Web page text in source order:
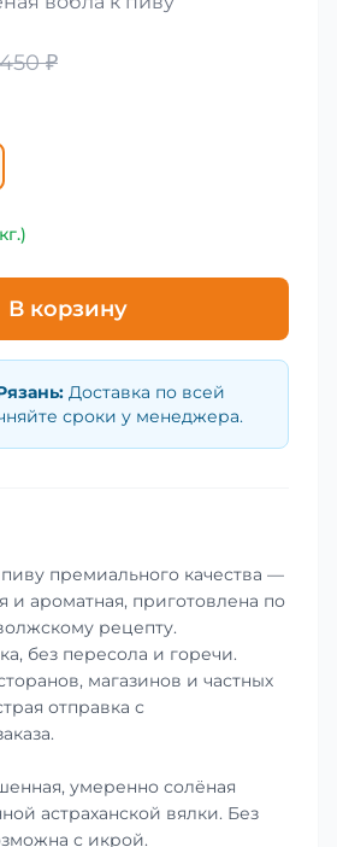
₽
В корзину
: Доставка по всей
сроки у менеджера.
премиального качества —
и ароматная, приготовлена по
рецепту.
без пересола и горечи.
магазинов и частных
отправка с
умеренно солёная
астраханской вялки. Без
с икрой.